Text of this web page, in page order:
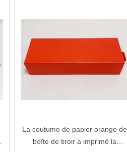
La coutume de papier orange de
boîte de tiroir a imprimé la